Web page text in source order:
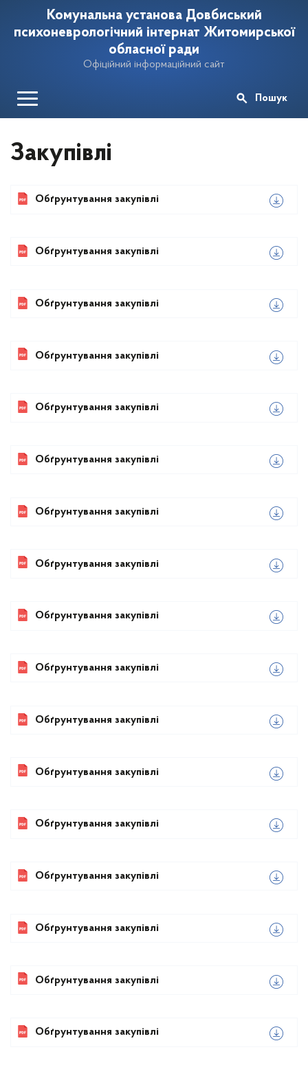
Комунальна установа Довбиський
психоневрологічний інтернат Житомирської
обласної ради
Офіційний інформаційний сайт
Пошук
Закупівлі
Обґрунтування закупівлі
Обґрунтування закупівлі
Обґрунтування закупівлі
Обґрунтування закупівлі
Обґрунтування закупівлі
Обґрунтування закупівлі
Обґрунтування закупівлі
Обґрунтування закупівлі
Обґрунтування закупівлі
Обґрунтування закупівлі
Обґрунтування закупівлі
Обґрунтування закупівлі
Обґрунтування закупівлі
Обґрунтування закупівлі
Обґрунтування закупівлі
Обґрунтування закупівлі
Обґрунтування закупівлі